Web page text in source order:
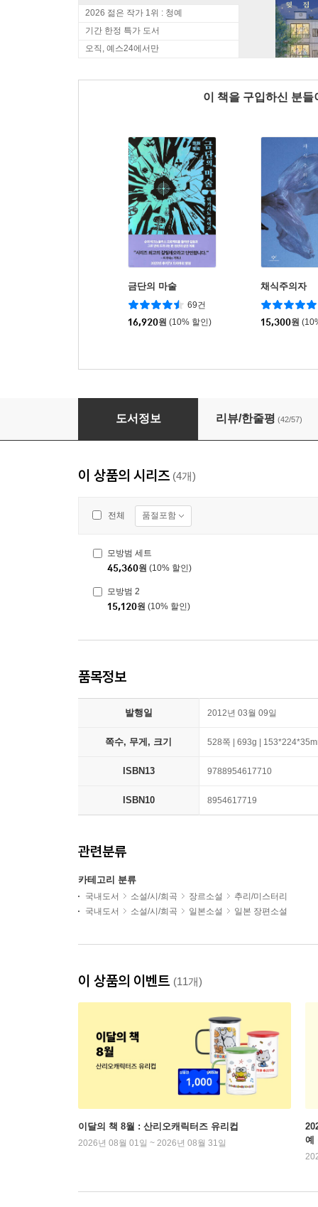
2026 젊은 작가 1위 : 청예
기간 한정 특가 도서
오직, 예스24에서만
이 책을 구입하신 분
금단의 마술
69건
16,920원 (10% 할인)
채식주의자
15,300원
모방범 1
도서정보 리뷰/한줄평 (42/57)
이 상품의 시리즈 (4개)
전체 품절포함
모방범 세트
45,360원 (10% 할인)
모방범 2
15,120원 (10% 할인)
품목정보
발행일 2012년 03월 09일
쪽수, 무게, 크기 528쪽 | 693g |
ISBN13 9788954617710
ISBN10 8954617719
관련분류
카테고리 분류
국내도서 소설/시/희곡 장르소설
추리/미스터리
국내도서
소설/시/희곡 일본소설 일본 장편소설
이 상품의 이벤트 (11개)
이달의 책 8월 : 산리오캐릭터즈 유리컵
2026년 08월 01일 ~ 2026년 08월 31일
예